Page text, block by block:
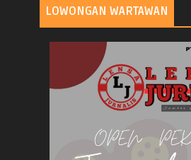
LOWONGAN WARTAWAN